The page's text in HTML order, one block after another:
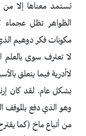
تستمد معناها إلا
الظواهر تظل عجماء
مكونات فكر دوهيم
لا تعترف سوى بالعلم
لاأدرية فيما يتعلق
بشكل عام. لقد كان
وهو الذي دفع